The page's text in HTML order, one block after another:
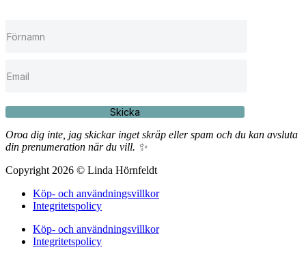
Skicka
Oroa dig inte, jag skickar inget skräp eller spam och du kan avsluta
din prenumeration när du vill. ✨
Copyright 2026 © Linda Hörnfeldt
Köp- och användningsvillkor
Integritetspolicy
Köp- och användningsvillkor
Integritetspolicy